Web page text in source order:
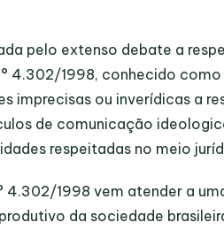
pelo extenso debate a
4.302/1998, conhecido
imprecisas ou inverídicas a
de comunicação
respeitadas no meio
4.302/1998 vem atender a
da sociedade